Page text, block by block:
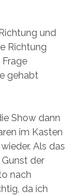
und
Richtung
gehabt
Show dann
im Kasten
Als das
der
nach
da ich